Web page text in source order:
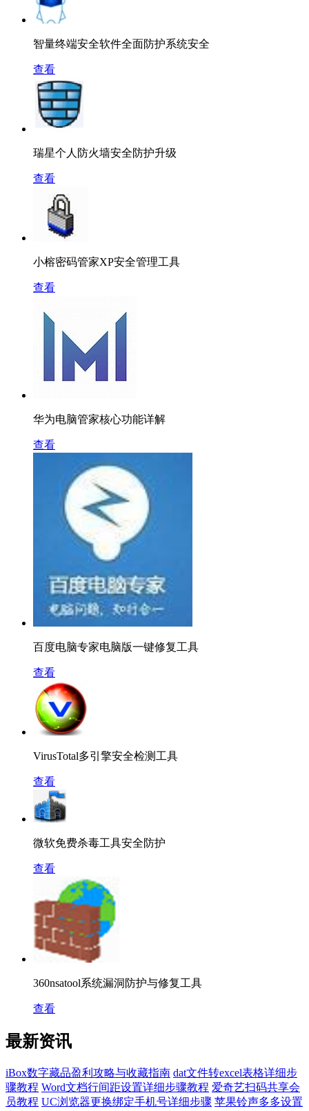
智量终端安全软件全面防护系统安全
查看
瑞星个人防火墙安全防护升级
查看
小榕密码管家XP安全管理工具
查看
华为电脑管家核心功能详解
查看
百度电脑专家电脑版一键修复工具
查看
VirusTotal多引擎安全检测工具
查看
微软免费杀毒工具安全防护
查看
360nsatool系统漏洞防护与修复工具
查看
最新资讯
iBox数字藏品盈利攻略与收藏指南 dat文件转excel表格详细步
骤教程 Word文档行间距设置详细步骤教程 爱奇艺扫码共享会
员教程 UC浏览器更换绑定手机号详细步骤 苹果铃声多多设置